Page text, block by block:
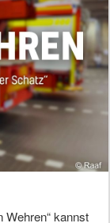
Wehren“ kannst